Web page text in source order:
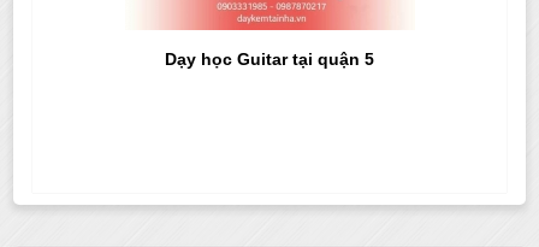
Dạy học Guitar tại quận 5